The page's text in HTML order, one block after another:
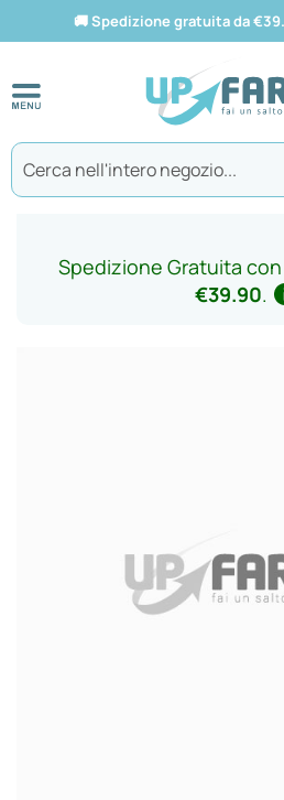
🚚Spedizione gratuita da
Spedizione Gratuita
€39.90.